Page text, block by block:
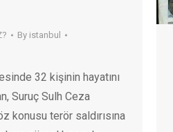
By istanbul
32 kişinin hayatını
Suruç Sulh Ceza
konusu terör saldırısına